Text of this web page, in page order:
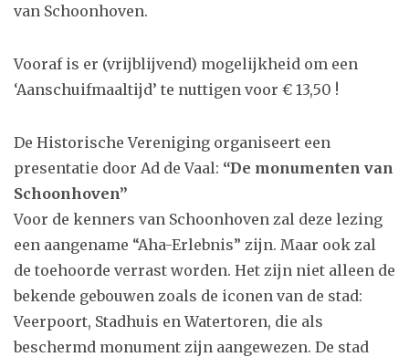
van Schoonhoven.
Vooraf is er (vrijblijvend) mogelijkheid om een
‘Aanschuifmaaltijd’ te nuttigen voor € 13,50 !
De Historische Vereniging organiseert een
presentatie door Ad de Vaal: “De monumenten van
Schoonhoven”
Voor de kenners van Schoonhoven zal deze lezing
een aangename “Aha-Erlebnis” zijn. Maar ook zal
de toehoorde verrast worden. Het zijn niet alleen de
bekende gebouwen zoals de iconen van de stad:
Veerpoort, Stadhuis en Watertoren, die als
beschermd monument zijn aangewezen. De stad